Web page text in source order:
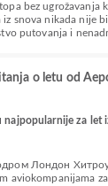
bez ugrožavanja
snova nikada nije
putovanja i
o letu od
najpopularnije za
Лондон
aviokompanijama